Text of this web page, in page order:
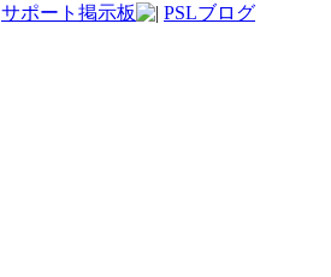
サポート掲示板 PSLブログ